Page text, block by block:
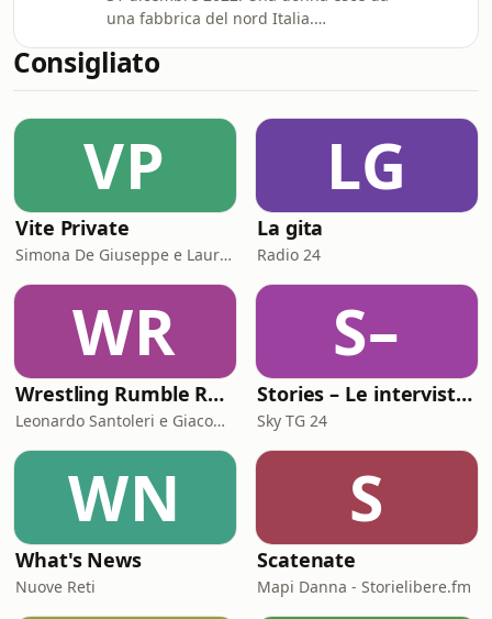
nella sua azienda. Così Sofia
frequenta Ragioneria, mentre nel
weekend adora andare a ballare. In
questo episodio conosciamo Sofia, la
sua adolescenza e l’incontro con
Giovanni. Ma cominc
una fabbrica del nord Italia.
che dopo il lavoro si fionda a casa per
preparare il cenone di Capodanno. In
aspettarla. E nessuno sa che quello è
il primo capodanno che trascorrerà
da sola, lontana da un uomo che
avrebbe potuto ucciderla. Quanto
sono lunghi 35 anni di matrimonio e
violenze? Cosa
Consigliato
VP
Vite Private
Simona De Giuseppe e Laura Marinaro
LG
La gita
Radio 24
WR
Wrestling Rumble Room Podcast
Leonardo Santoleri e Giacomo Toniaccini
S–
Stories – Le interviste di Omar Schillaci
Sky TG 24
WN
What's News
Nuove Reti
S
Scatenate
Mapi Danna - Storielibere.fm